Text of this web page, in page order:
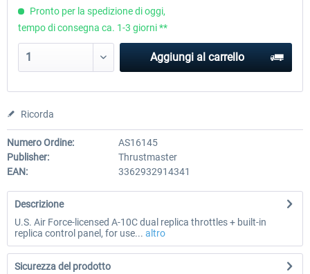
Pronto per la spedizione di oggi,
tempo di consegna ca. 1-3 giorni **
Aggiungi al carrello
Ricorda
Numero Ordine:
AS16145
Publisher:
Thrustmaster
EAN:
3362932914341
Descrizione
U.S. Air Force-licensed A-10C dual replica throttles + built-in
replica control panel, for use... altro
Sicurezza del prodotto